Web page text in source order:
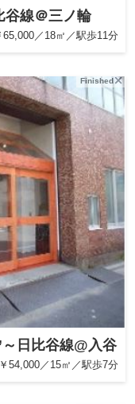
谷線＠三ノ輪
65,000／18㎡／駅歩11分
Finished
日比谷線@入谷
￥54,000／15㎡／駅歩7分